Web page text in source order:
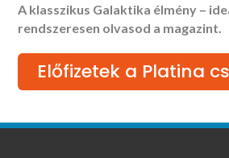
A klasszikus Galaktika élmény –
rendszeresen olvasod a magazint.
Előfizetek a Platina